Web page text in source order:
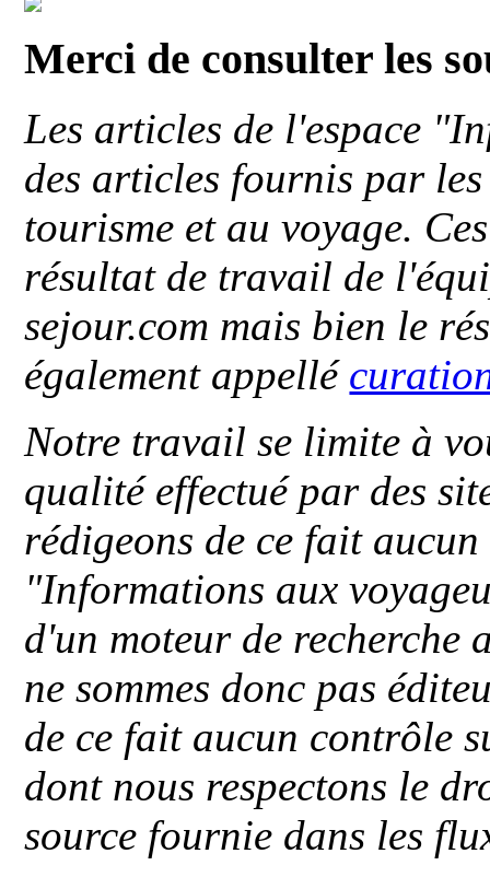
Merci de consulter les
Les articles de l'espace
des articles fournis par
tourisme et au voyage.
résultat de travail de
sejour.com mais bien le
également appellé
Notre travail se limite à
qualité effectué par des
rédigeons de ce fait
"Informations aux
d'un moteur de recherche
ne sommes donc pas
de ce fait aucun contrôle
dont nous respectons le
source fournie dans les